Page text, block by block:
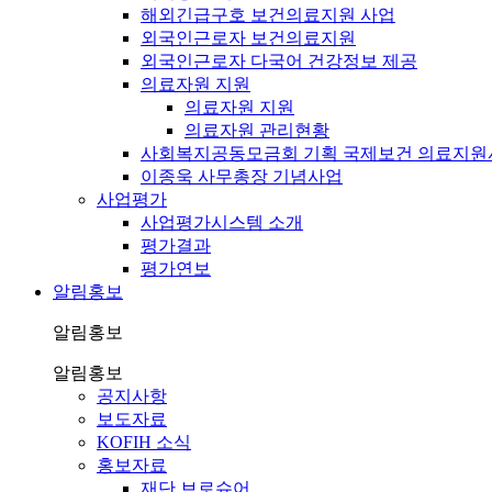
해외긴급구호 보건의료지원 사업
외국인근로자 보건의료지원
외국인근로자 다국어 건강정보 제공
의료자원 지원
의료자원 지원
의료자원 관리현황
사회복지공동모금회 기획 국제보건 의료지원
이종욱 사무총장 기념사업
사업평가
사업평가시스템 소개
평가결과
평가연보
알림홍보
알림홍보
알림홍보
공지사항
보도자료
KOFIH 소식
홍보자료
재단 브로슈어